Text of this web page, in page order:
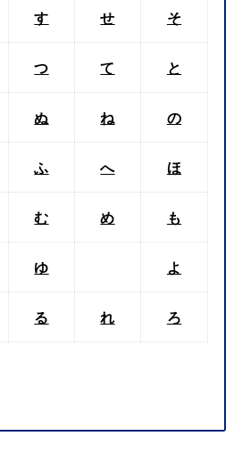
す せ そ
つ て と
ぬ ね の
ふ へ ほ
む め も
ゆ よ
る れ ろ